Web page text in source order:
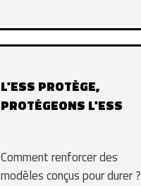
L'ESS PROTÈGE,
PROTÉGEONS L'ESS
Comment renforcer des
modèles conçus pour durer ?